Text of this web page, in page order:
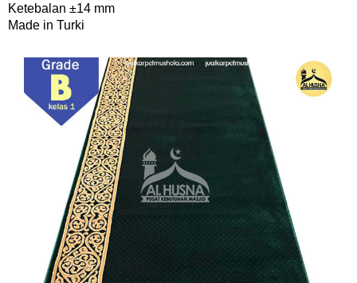
Ketebalan ±14 mm
Made in Turki